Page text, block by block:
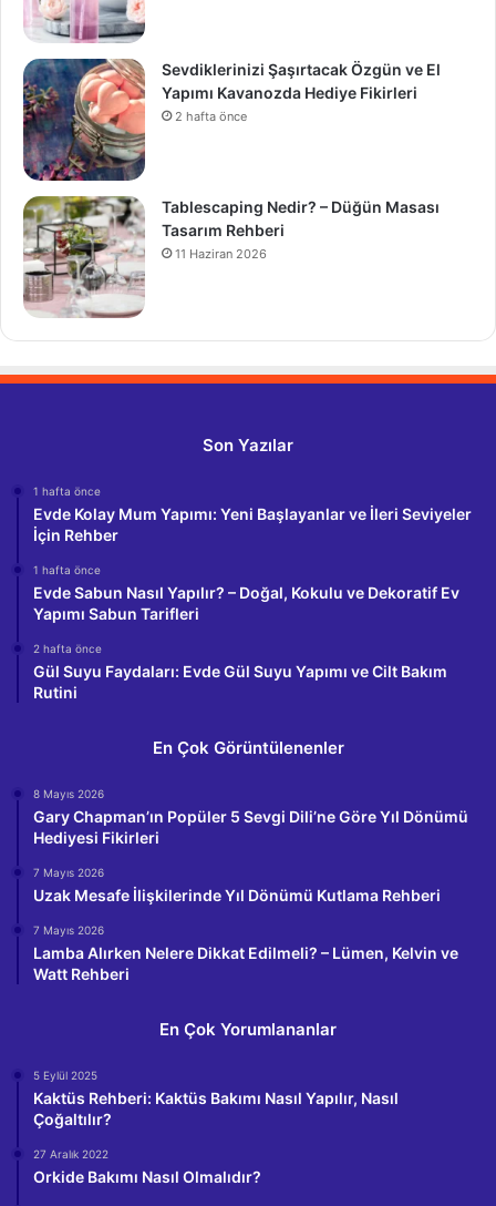
Sevdiklerinizi Şaşırtacak Özgün ve El
Yapımı Kavanozda Hediye Fikirleri
2 hafta önce
Tablescaping Nedir? – Düğün Masası
Tasarım Rehberi
11 Haziran 2026
Son Yazılar
1 hafta önce
Evde Kolay Mum Yapımı: Yeni Başlayanlar ve İleri Seviyeler
İçin Rehber
1 hafta önce
Evde Sabun Nasıl Yapılır? – Doğal, Kokulu ve Dekoratif Ev
Yapımı Sabun Tarifleri
2 hafta önce
Gül Suyu Faydaları: Evde Gül Suyu Yapımı ve Cilt Bakım
Rutini
En Çok Görüntülenenler
8 Mayıs 2026
Gary Chapman’ın Popüler 5 Sevgi Dili’ne Göre Yıl Dönümü
Hediyesi Fikirleri
7 Mayıs 2026
Uzak Mesafe İlişkilerinde Yıl Dönümü Kutlama Rehberi
7 Mayıs 2026
Lamba Alırken Nelere Dikkat Edilmeli? – Lümen, Kelvin ve
Watt Rehberi
En Çok Yorumlananlar
5 Eylül 2025
Kaktüs Rehberi: Kaktüs Bakımı Nasıl Yapılır, Nasıl
Çoğaltılır?
27 Aralık 2022
Orkide Bakımı Nasıl Olmalıdır?